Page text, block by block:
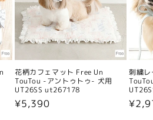
花柄カフェマット Free Un
TouTou -アントゥトゥ- 犬用
UT26SS ut267178
通
¥5,390
刺繍
通